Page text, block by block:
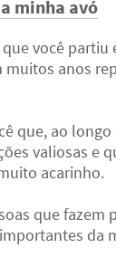
minha avó
você partiu
anos
que, ao longo
valiosas e
acarinho.
que fazem
da